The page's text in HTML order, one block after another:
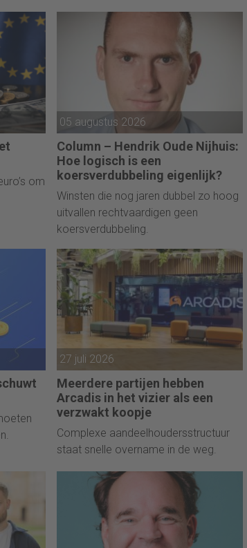
om
05 augustus 2026
Column – Hendrik Oude Nijhuis:
Hoe logisch is een
koersverdubbeling eigenlijk?
Winsten die nog jaren dubbel zo hoog
uitvallen rechtvaardigen geen
koersverdubbeling.
27 juli 2026
Meerdere partijen hebben
Arcadis in het vizier als een
verzwakt koopje
Complexe aandeelhoudersstructuur
staat snelle overname in de weg.